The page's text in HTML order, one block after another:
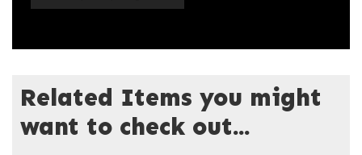
Related Items you might
want to check out...